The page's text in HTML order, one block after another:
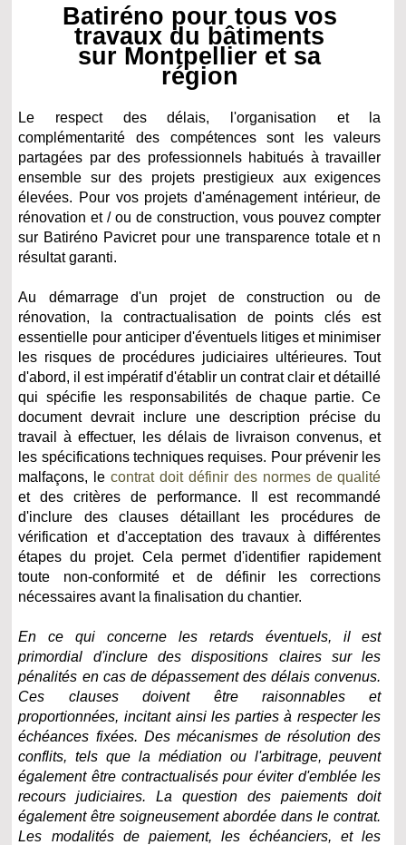
Batiréno pour tous vos
travaux du bâtiments
sur Montpellier et sa
région
Le respect des délais, l'organisation et la
complémentarité des compétences sont les valeurs
partagées par des professionnels habitués à travailler
ensemble sur des projets prestigieux aux exigences
élevées. Pour vos projets d'aménagement intérieur, de
rénovation et / ou de construction, vous pouvez compter
sur Batiréno Pavicret pour une transparence totale et n
résultat garanti.
Au démarrage d'un projet de construction ou de
rénovation, la contractualisation de points clés est
essentielle pour anticiper d'éventuels litiges et minimiser
les risques de procédures judiciaires ultérieures. Tout
d'abord, il est impératif d'établir un contrat clair et détaillé
qui spécifie les responsabilités de chaque partie. Ce
document devrait inclure une description précise du
travail à effectuer, les délais de livraison convenus, et
les spécifications techniques requises. Pour prévenir les
malfaçons, lecontrat doit définir des normes de qualité
et des critères de performance. Il est recommandé
d'inclure des clauses détaillant les procédures de
vérification et d'acceptation des travaux à différentes
étapes du projet. Cela permet d'identifier rapidement
toute non-conformité et de définir les corrections
nécessaires avant la finalisation du chantier.
En ce qui concerne les retards éventuels, il est
primordial d'inclure des dispositions claires sur les
pénalités en cas de dépassement des délais convenus.
Ces clauses doivent être raisonnables et
proportionnées, incitant ainsi les parties à respecter les
échéances fixées. Des mécanismes de résolution des
conflits, tels que la médiation ou l'arbitrage, peuvent
également être contractualisés pour éviter d'emblée les
recours judiciaires. La question des paiements doit
également être soigneusement abordée dans le contrat.
Les modalités de paiement, les échéanciers, et les